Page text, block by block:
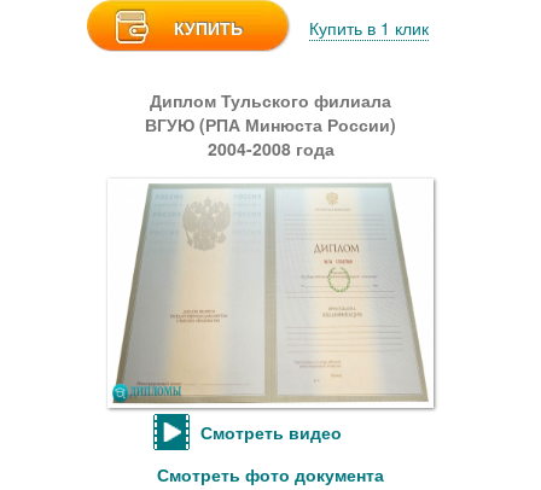
КУПИТЬ Купить в 1 клик
Диплом Тульского филиала
ВГУЮ (РПА Минюста России)
2004-2008 года
Смотреть видео
Смотреть фото документа